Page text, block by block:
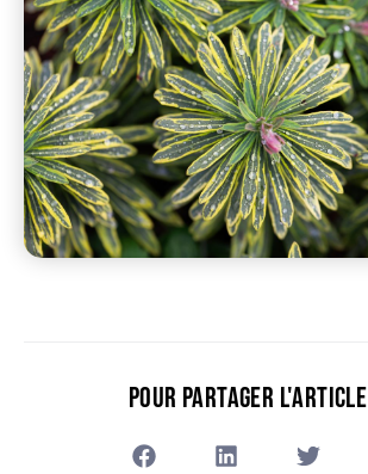
Pour Partager L'article